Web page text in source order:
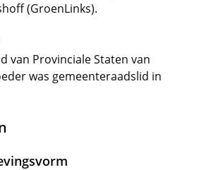
(GroenLinks).
van Provinciale Staten van
was gemeenteraadslid in